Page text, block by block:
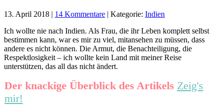
13. April 2018 | 14 Kommentare | Kategorie: Indien
Ich wollte nie nach Indien. Als Frau, die ihr Leben komplett selbst
bestimmen kann, war es mir zu viel, mitansehen zu müssen, dass
andere es nicht können. Die Armut, die Benachteiligung, die
Respektlosigkeit – ich wollte kein Land mit meiner Reise
unterstützen, das all das nicht ändert.
Der knackige Überblick des Artikels Zeig's
mir!